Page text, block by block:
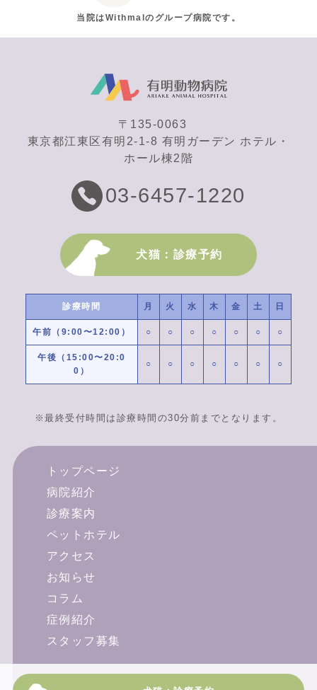
当院はWithmalのグループ病院です。
〒135-0063
東京都江東区有明2-1-8 有明ガーデン ホテル・
ホール棟2階
03-6457-1220
犬猫：診療予約
診療時間 月 火 水 木 金 土 日
午前（9:00〜12:00） ○ ○ ○ ○ ○ ○ ○
午後（15:00〜20:0
0）
○ ○ ○ ○ ○ ○ ○
※最終受付時間は診療時間の30分前までとなります。
トップページ
病院紹介
診療案内
ペットホテル
アクセス
お知らせ
コラム
症例紹介
スタッフ募集